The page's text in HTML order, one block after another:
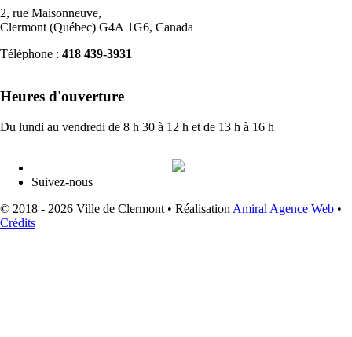
2, rue Maisonneuve,
Clermont (Québec) G4A 1G6, Canada
Téléphone : 418 439-3931
Heures d'ouverture
Du lundi au vendredi de 8 h 30 à 12 h et de 13 h à 16 h
Suivez-nous
© 2018 - 2026 Ville de Clermont • Réalisation Amiral Agence Web •
Crédits